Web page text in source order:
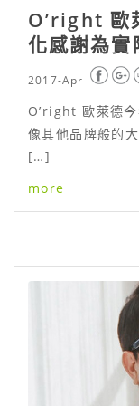
O’right 歐
化感謝為實
2017-Apr
O’right 歐萊德
像其他品牌般的
[…]
more